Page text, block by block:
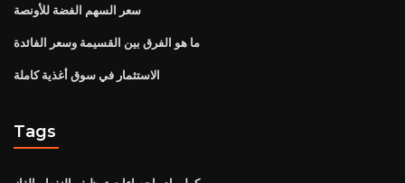
سعر السهم الفضة للأونصة
ما هو الفرق بين القسيمة وسعر الفائدة
الاستثمار في سوق أغذية كاملة
Tags